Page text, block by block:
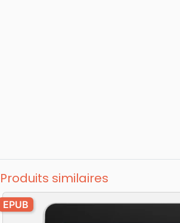
Produits similaires
EPUB